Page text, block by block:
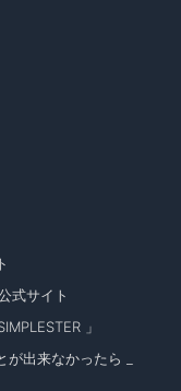
式サイト
」
出来なかったら _